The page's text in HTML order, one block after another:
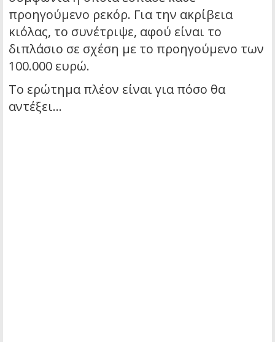
προηγούμενο ρεκόρ. Για την ακρίβεια
κιόλας, το συνέτριψε, αφού είναι το
διπλάσιο σε σχέση με το προηγούμενο των
100.000 ευρώ.
Το ερώτημα πλέον είναι για πόσο θα
αντέξει…